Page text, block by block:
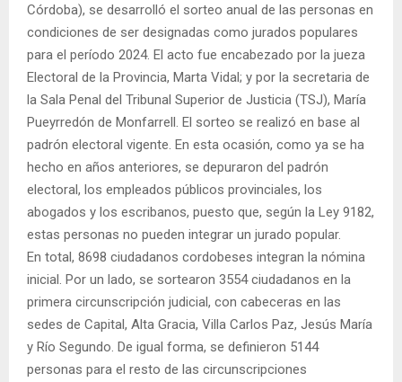
Córdoba), se desarrolló el sorteo anual de las personas en
condiciones de ser designadas como jurados populares
para el período 2024. El acto fue encabezado por la jueza
Electoral de la Provincia, Marta Vidal; y por la secretaria de
la Sala Penal del Tribunal Superior de Justicia (TSJ), María
Pueyrredón de Monfarrell. El sorteo se realizó en base al
padrón electoral vigente. En esta ocasión, como ya se ha
hecho en años anteriores, se depuraron del padrón
electoral, los empleados públicos provinciales, los
abogados y los escribanos, puesto que, según la Ley 9182,
estas personas no pueden integrar un jurado popular.
En total, 8698 ciudadanos cordobeses integran la nómina
inicial. Por un lado, se sortearon 3554 ciudadanos en la
primera circunscripción judicial, con cabeceras en las
sedes de Capital, Alta Gracia, Villa Carlos Paz, Jesús María
y Río Segundo. De igual forma, se definieron 5144
personas para el resto de las circunscripciones